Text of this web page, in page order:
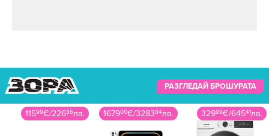
РАЗГЛЕДАЙ БРОШУРАТА
167900€/328384лв. 32999€/64541лв. 32999€/64541лв.